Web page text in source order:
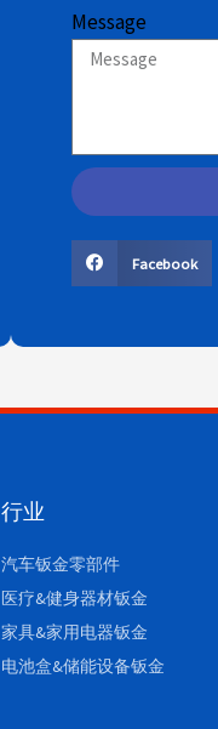
Message
Facebook
行业
汽车钣金零部件
医疗&健身器材钣金
家具&家用电器钣金
电池盒&储能设备钣金